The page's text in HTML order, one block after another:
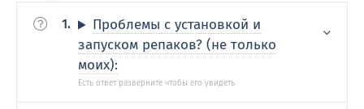
Проблемы с установкой и
запуском репаков? (не только
моих):